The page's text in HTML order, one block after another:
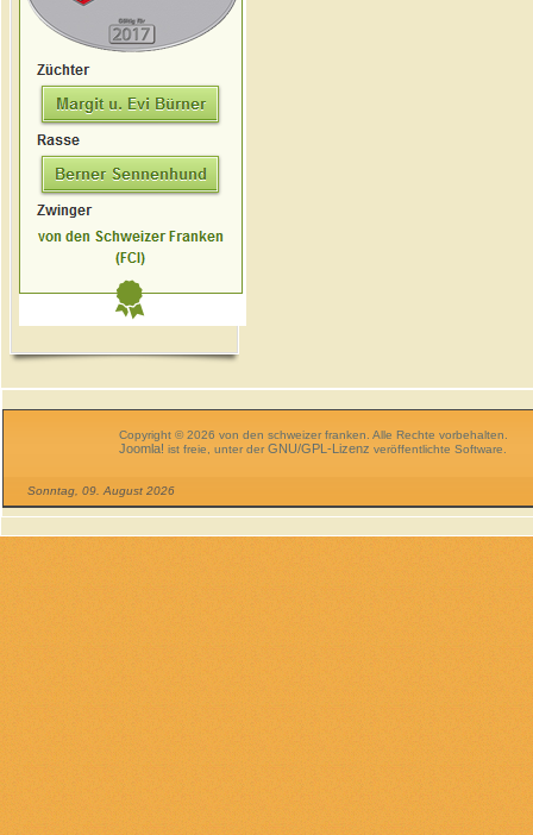
Copyright © 2026 von den schweizer franken. Alle Rechte vorbehalten.
Joomla! ist freie, unter derGNU/GPL-Lizenz veröffentlichte Software.
Sonntag, 09. August 2026